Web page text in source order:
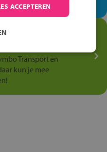
in de
Transport en
kun je mee
ACCEPTEREN